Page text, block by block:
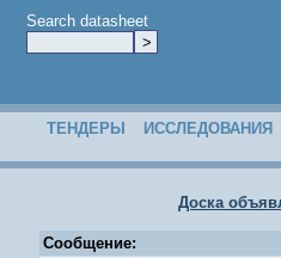
Search datasheet
ТЕНДЕРЫ ИССЛЕДОВАНИЯ
Доска
Сообщение: